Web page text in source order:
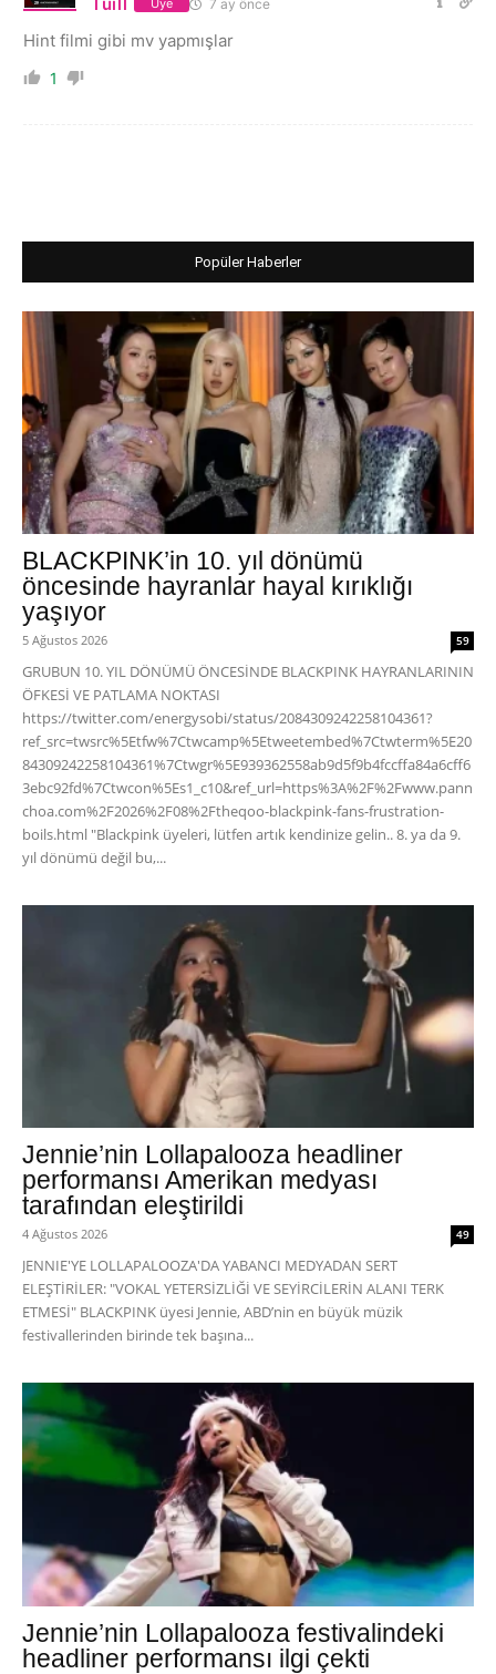
Üye 7 ay önce
Hint filmi gibi mv yapmışlar
1
Popüler Haberler
BLACKPINK’in 10. yıl dönümü
öncesinde hayranlar hayal kırıklığı
yaşıyor
5 Ağustos 2026 59
GRUBUN 10. YIL DÖNÜMÜ ÖNCESİNDE BLACKPINK HAYRANLARININ
ÖFKESİ VE PATLAMA NOKTASI
https://twitter.com/energysobi/status/2084309242258104361?
ref_src=twsrc%5Etfw%7Ctwcamp%5Etweetembed%7Ctwterm%5E20
84309242258104361%7Ctwgr%5E939362558ab9d5f9b4fccffa84a6cff6
3ebc92fd%7Ctwcon%5Es1_c10&ref_url=https%3A%2F%2Fwww.pann
choa.com%2F2026%2F08%2Ftheqoo-blackpink-fans-frustration-
boils.html "Blackpink üyeleri, lütfen artık kendinize gelin.. 8. ya da 9.
yıl dönümü değil bu,...
Jennie’nin Lollapalooza headliner
performansı Amerikan medyası
tarafından eleştirildi
4 Ağustos 2026 49
JENNIE'YE LOLLAPALOOZA'DA YABANCI MEDYADAN SERT
ELEŞTİRİLER: "VOKAL YETERSİZLİĞİ VE SEYİRCİLERİN ALANI TERK
ETMESİ" BLACKPINK üyesi Jennie, ABD’nin en büyük müzik
festivallerinden birinde tek başına...
Jennie’nin Lollapalooza festivalindeki
headliner performansı ilgi çekti